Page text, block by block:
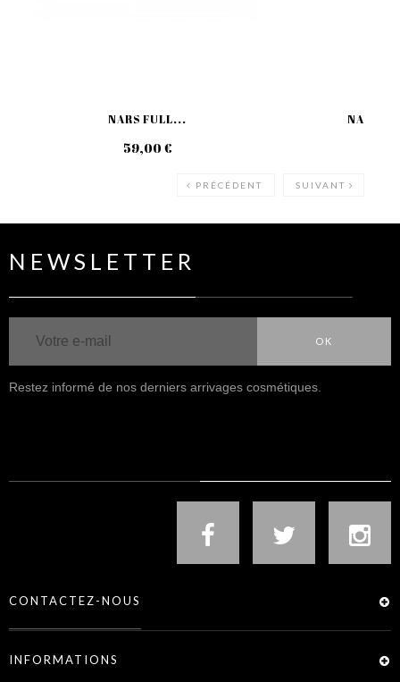
NARS FULL...
59,00 €
NARS
PRÉCÉDENT SUIVANT
NEWSLETTER
OK
Restez informé de nos derniers arrivages cosmétiques.
CONTACTEZ-NOUS
INFORMATIONS